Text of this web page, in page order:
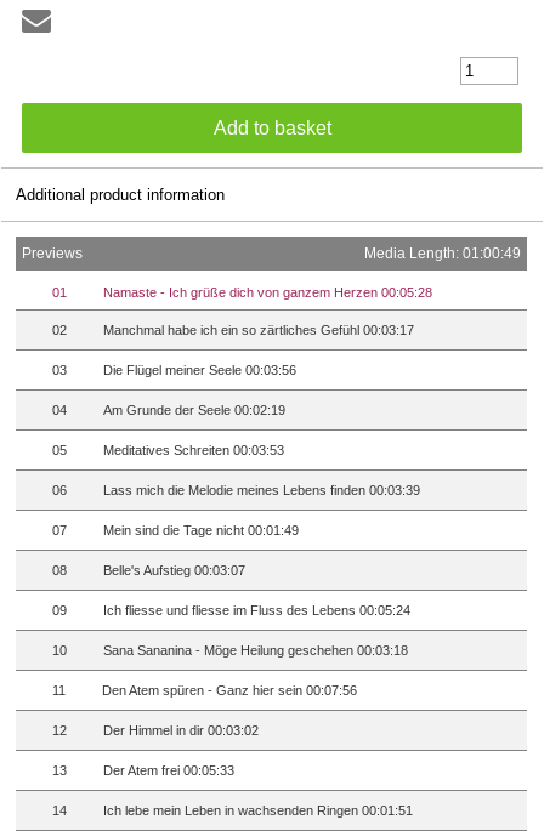
Additional product information
Previews Media Length: 01:00:49
01 Namaste - Ich grüße dich von ganzem Herzen 00:05:28
02 Manchmal habe ich ein so zärtliches Gefühl 00:03:17
03 Die Flügel meiner Seele 00:03:56
04 Am Grunde der Seele 00:02:19
05 Meditatives Schreiten 00:03:53
06 Lass mich die Melodie meines Lebens finden 00:03:39
07 Mein sind die Tage nicht 00:01:49
08 Belle's Aufstieg 00:03:07
09 Ich fliesse und fliesse im Fluss des Lebens 00:05:24
10 Sana Sananina - Möge Heilung geschehen 00:03:18
11 Den Atem spüren - Ganz hier sein 00:07:56
12 Der Himmel in dir 00:03:02
13 Der Atem frei 00:05:33
14 Ich lebe mein Leben in wachsenden Ringen 00:01:51